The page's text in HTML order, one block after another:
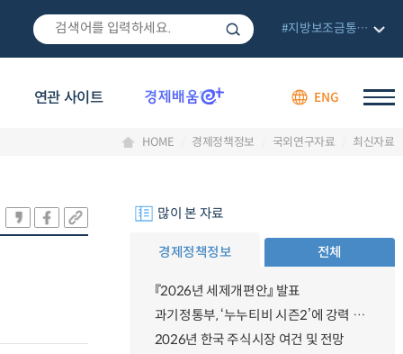
연관 사이트 ENG
#지방보조금통합관리망
HOME 경제정책정보 국외연구자료 최신자료
많이 본 자료
경제정책정보 전체
『2026년 세제개편안』 발표
과기정통부, ‘누누티비 시즌2’에 강력 대응 의지 밝혀
2026년 한국 주식시장 여건 및 전망